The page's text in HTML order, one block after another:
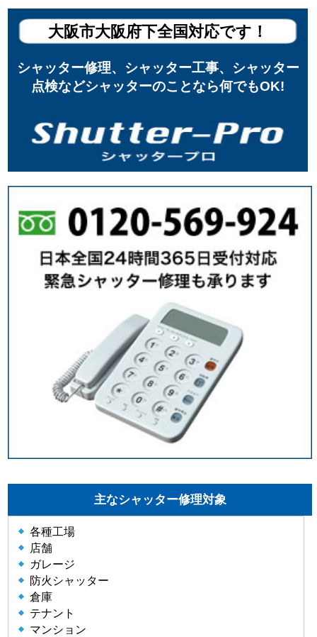
大阪市大阪府下全国対応です！
シャッター修理、シャッター工事、シャッター
点検などシャッターのことなら何でもOK!
主なシャッター修理対象
各種工場
店舗
ガレージ
防火シャッター
倉庫
テナント
マンション